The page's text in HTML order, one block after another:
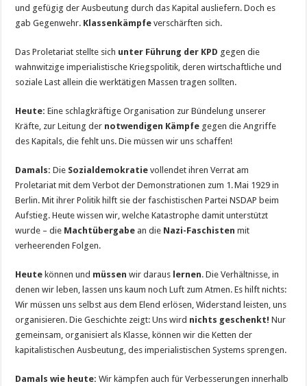
und gefügig der Ausbeutung durch das Kapital ausliefern. Doch es
gab Gegenwehr. Klassenkämpfe verschärften sich.
Das Proletariat stellte sich unter Führung der KPD gegen die
wahnwitzige imperialistische Kriegspolitik, deren wirtschaftliche und
soziale Last allein die werktätigen Massen tragen sollten.
Heute:Eine schlagkräftige Organisation zur Bündelung unserer
Kräfte, zur Leitung der notwendigen Kämpfe gegen die Angriffe
des Kapitals, die fehlt uns. Die müssen wir uns schaffen!
Damals: Die Sozialdemokratie vollendet ihren Verrat am
Proletariat mit dem Verbot der Demonstrationen zum 1. Mai 1929 in
Berlin. Mit ihrer Politik hilft sie der faschistischen Partei NSDAP beim
Aufstieg. Heute wissen wir, welche Katastrophe damit unterstützt
wurde – die Machtübergabe an die Nazi-Faschisten mit
verheerenden Folgen.
Heute können und müssen wir daraus lernen. Die Verhältnisse, in
denen wir leben, lassen uns kaum noch Luft zum Atmen. Es hilft nichts:
Wir müssen uns selbst aus dem Elend erlösen, Widerstand leisten, uns
organisieren. Die Geschichte zeigt: Uns wird nichts geschenkt! Nur
gemeinsam, organisiert als Klasse, können wir die Ketten der
kapitalistischen Ausbeutung, des imperialistischen Systems sprengen.
Damals wie heute: Wir kämpfen auch für Verbesserungen innerhalb